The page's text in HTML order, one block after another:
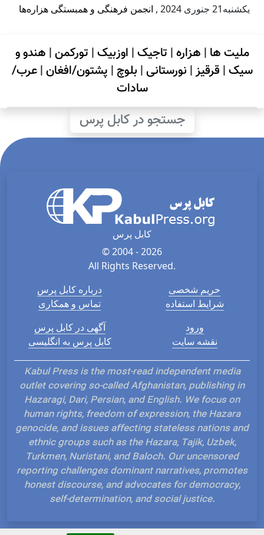
يكشنبه21 جنوری 2024 , انجمن فرهنگی و همبستگی هزاره‌ها
ملیت ها | هزاره| تاجیک| اوزبیک| تورکمن| هندو و
سیک| قرقیز| نورستانی| بلوچ | پشتون/افغان|عرب/
سادات
جستجو در کابل پرس
کابل پرس
© 2004 - 2026
All Rights Reserved.
درباره کابل پرس
تماس و همکاری
حریم شخصی
شرایط استفاده
آگهی در کابل پرس
کابل پرس به انگلیسی
ورود
نقشه سایت
Kabul Press is the most-read independent media
outlet covering so-called Afghanistan, publishing in
Hazaragi, Dari, Persian, and English. We focus on
human rights, freedom of expression, the Hazara
genocide, and issues affecting stateless nations and
ethnic groups such as the Hazara, Tajik, Uzbek,
Turkmen, Nuristani, and Baloch. Our uncensored
reporting challenges dominant narratives, promotes
honest discourse, and advocates for democracy,
self-determination, and social justice.